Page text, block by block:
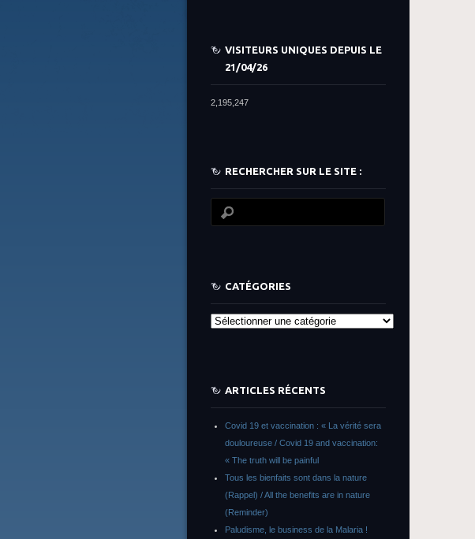
VISITEURS UNIQUES DEPUIS LE
21/04/26
2,195,247
RECHERCHER SUR LE SITE :
CATÉGORIES
Catégories
ARTICLES RÉCENTS
Covid 19 et vaccination : « La vérité sera
douloureuse / Covid 19 and vaccination:
« The truth will be painful
Tous les bienfaits sont dans la nature
(Rappel) / All the benefits are in nature
(Reminder)
Paludisme, le business de la Malaria !